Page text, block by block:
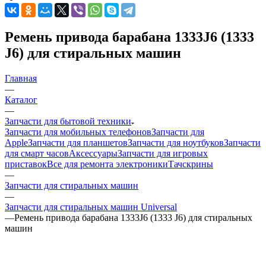
Ремень привода барабана 1333J6 (1333
J6) для стиральных машин
Главная
—
Каталог
—
Запчасти для бытовой техники
Запчасти для мобильных телефоновЗапчасти для
AppleЗапчасти для планшетовЗапчасти для ноутбуковЗапчасти
для смарт часовАксессуарыЗапчасти для игровых
приставокВсе для ремонта электроникиТачскрины
—
Запчасти для стиральных машин
—
Запчасти для стиральных машин Universal
—Ремень привода барабана 1333J6 (1333 J6) для стиральных
машин